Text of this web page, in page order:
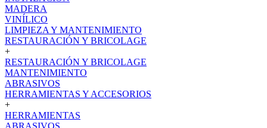
MADERA
VINÍLICO
LIMPIEZA Y MANTENIMIENTO
RESTAURACIÓN Y BRICOLAGE
+
RESTAURACIÓN Y BRICOLAGE
MANTENIMIENTO
ABRASIVOS
HERRAMIENTAS Y ACCESORIOS
+
HERRAMIENTAS
ABRASIVOS